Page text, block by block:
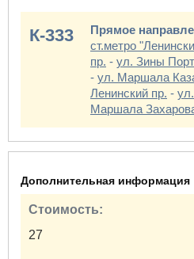
К-333
Прямое
ст.метро
пр. - ул. Зины
- ул. Маршала
Ленинский пр. -
Маршала
Дополнительная информация
Стоимость:
27